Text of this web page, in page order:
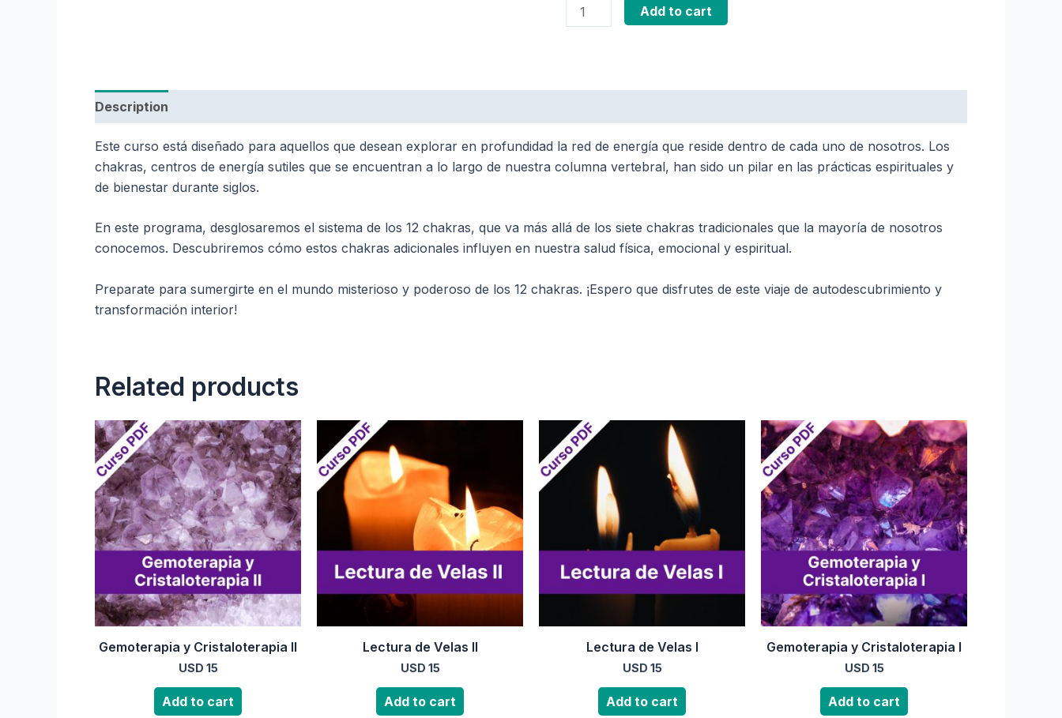
Add to cart
Description
Este curso está diseñado para aquellos que desean explorar en profundidad la red de energía que reside dentro de cada uno de nosotros. Los
chakras, centros de energía sutiles que se encuentran a lo largo de nuestra columna vertebral, han sido un pilar en las prácticas espirituales y
de bienestar durante siglos.
En este programa, desglosaremos el sistema de los 12 chakras, que va más allá de los siete chakras tradicionales que la mayoría de nosotros
conocemos. Descubriremos cómo estos chakras adicionales influyen en nuestra salud física, emocional y espiritual.
Preparate para sumergirte en el mundo misterioso y poderoso de los 12 chakras. ¡Espero que disfrutes de este viaje de autodescubrimiento y
transformación interior!
Related products
Gemoterapia y Cristaloterapia II
USD 15
Add to cart
Lectura de Velas II
USD 15
Add to cart
Lectura de Velas I
USD 15
Add to cart
Gemoterapia y Cristaloterapia I
USD 15
Add to cart